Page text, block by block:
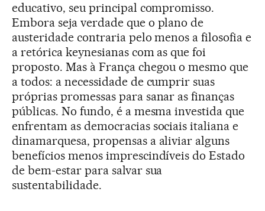
educativo, seu principal compromisso.
Embora seja verdade que o plano de
austeridade contraria pelo menos a filosofia e
a retórica keynesianas com as que foi
proposto. Mas à França chegou o mesmo que
a todos: a necessidade de cumprir suas
próprias promessas para sanar as finanças
públicas. No fundo, é a mesma investida que
enfrentam as democracias sociais italiana e
dinamarquesa, propensas a aliviar alguns
benefícios menos imprescindíveis do Estado
de bem-estar para salvar sua
sustentabilidade.